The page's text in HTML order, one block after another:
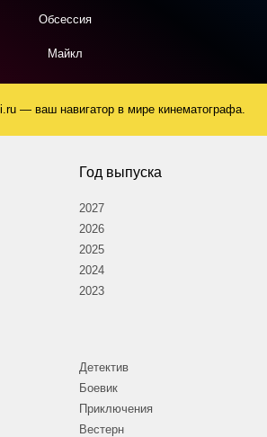
Обсессия
Майкл
— ваш навигатор в мире кинематографа.
Год выпуска
2027
2026
2025
2024
2023
Детектив
Боевик
Приключения
Вестерн